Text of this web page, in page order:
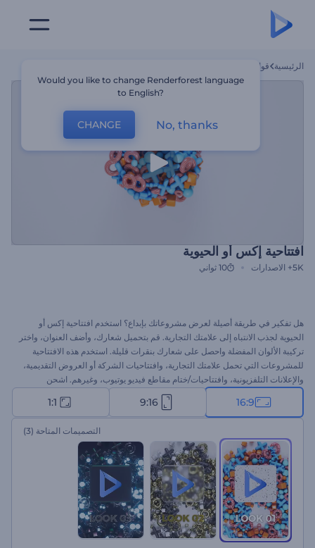
الرئيسية قوالب
افتتاحية إكس أو الحيوية
5K+ الاصدارات 10 ثواني
هل تفكير في طريقة أصيلة لعرض مشروعاتك بإبداع؟ استخدم افتتاحية إكس أو
الحيوية لجذب الانتباه إلى علامتك التجارية. قم بتحميل شعارك، وأضف العنوان، واختر
تركيبة الألوان المفضلة واحصل على شعارك بنقرات قليلة. استخدم هذه الافتتاحية
للمشروعات التي تحمل علامتك التجارية، وافتتاحيات الشركة أو العروض التقديمية،
والإعلانات التلفزيونية، وافتتاحيات/ختام مقاطع فيديو يوتيوب، وغيرهم. اشحن
جمهورك بالحماس والأثارة واجذب الانتباه إلى مشروعاتك. جرب هذا النموذج اليوم!
16:9
9:16
1:1
التصميمات المتاحة (3)
Would you like to change Renderforest language
to English?
CHANGE No, thanks